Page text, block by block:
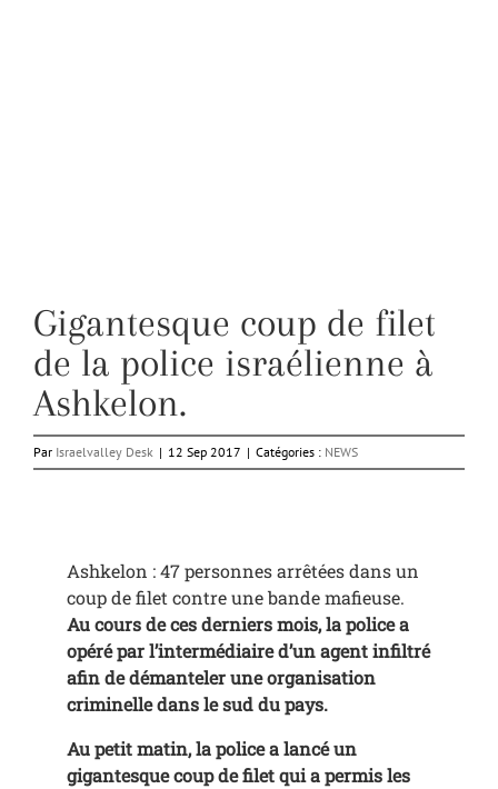
Gigantesque coup de filet
de la police israélienne à
Ashkelon.
Par Israelvalley Desk | 12 Sep 2017 | Catégories : NEWS
Ashkelon : 47 personnes arrêtées dans un
coup de filet contre une bande mafieuse.
Au cours de ces derniers mois, la police a
opéré par l’intermédiaire d’un agent infiltré
afin de démanteler une organisation
criminelle dans le sud du pays.
Au petit matin, la police a lancé un
gigantesque coup de filet qui a permis les